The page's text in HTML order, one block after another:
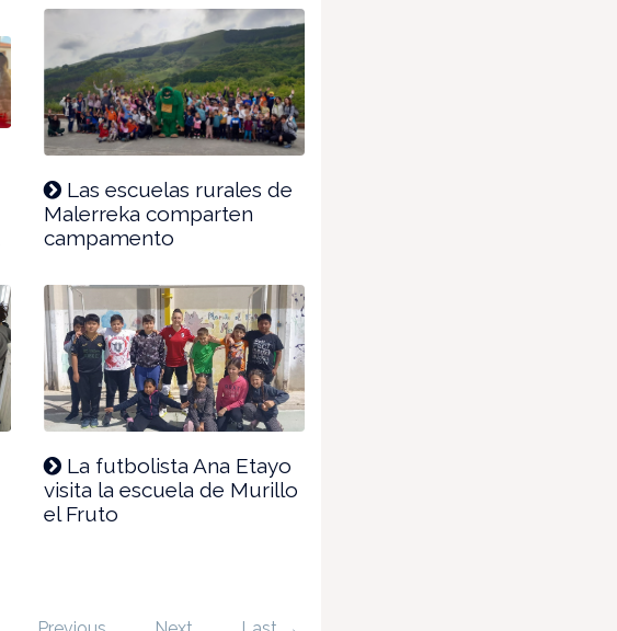
Las escuelas rurales de
Malerreka comparten
campamento
La futbolista Ana Etayo
visita la escuela de Murillo
el Fruto